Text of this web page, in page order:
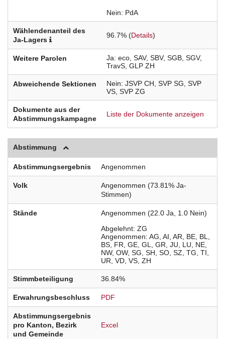
Nein
PdA
Wählendenanteil des
Ja-Lagers
96.7% (Details)
Weitere Parolen Ja eco SAV SBV SGB SGV
TravS GLP ZH
Abweichende Sektionen Nein JSVP CH SVP SG SVP
VS SVP ZG
Dokumente aus der
Abstimmungskampagne
Liste der Dokumente anzeigen
Abstimmung
Abstimmungsergebnis Angenommen
Volk
Angenommen (73.81% Ja-
Stimmen)
Stände
Angenommen (22.0 Ja, 1.0 Nein)
Abgelehnt ZG
Angenommen AG AI AR BE BL
BS FR GE GL GR JU LU
NE
NW OW SG SH SO SZ TG TI
UR VD VS ZH
Stimmbeteiligung 36.84%
Erwahrungsbeschluss PDF
Abstimmungsergebnis
pro Kanton, Bezirk
und Gemeinde
Excel